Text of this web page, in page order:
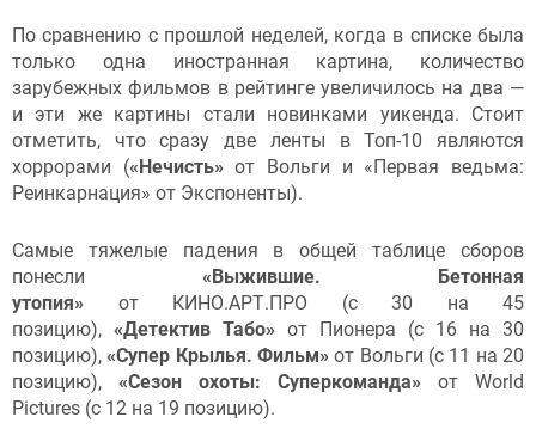
По сравнению с прошлой неделей, когда в списке была
только одна иностранная картина, количество
зарубежных фильмов в рейтинге увеличилось на два —
и эти же картины стали новинками уикенда. Стоит
отметить, что сразу две ленты в Топ-10 являются
хоррорами («Нечисть» от Вольги и «Первая ведьма:
Реинкарнация» от Экспоненты).
Самые тяжелые падения в общей таблице сборов
понесли «Выжившие. Бетонная
утопия» от КИНО.АРТ.ПРО (с 30 на 45
позицию), «Детектив Табо» от Пионера (с 16 на 30
позицию),«Супер Крылья. Фильм» от Вольги (с 11 на 20
позицию), «Сезон охоты: Суперкоманда»
от World
Pictures (с 12 на 19 позицию).